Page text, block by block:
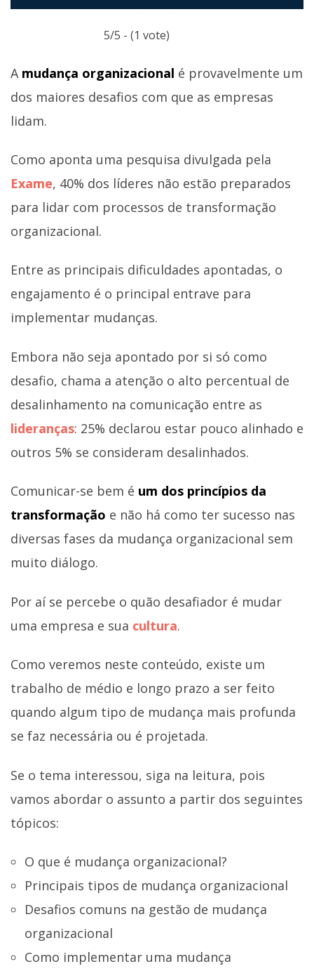
5/5 - (1 vote)
A mudança organizacional é provavelmente um
dos maiores desafios com que as empresas
lidam.
Como aponta uma pesquisa divulgada pela
Exame, 40% dos líderes não estão preparados
para lidar com processos de transformação
organizacional.
Entre as principais dificuldades apontadas, o
engajamento é o principal entrave para
implementar mudanças.
Embora não seja apontado por si só como
desafio, chama a atenção o alto percentual de
desalinhamento na comunicação entre as
lideranças: 25% declarou estar pouco alinhado e
outros 5% se consideram desalinhados.
Comunicar-se bem é um dos princípios da
transformação e não há como ter sucesso nas
diversas fases da mudança organizacional sem
muito diálogo.
Por aí se percebe o quão desafiador é mudar
uma empresa e sua cultura.
Como veremos neste conteúdo, existe um
trabalho de médio e longo prazo a ser feito
quando algum tipo de mudança mais profunda
se faz necessária ou é projetada.
Se o tema interessou, siga na leitura, pois
vamos abordar o assunto a partir dos seguintes
tópicos:
O que é mudança organizacional?
Principais tipos de mudança organizacional
Desafios comuns na gestão de mudança
organizacional
Como implementar uma mudança